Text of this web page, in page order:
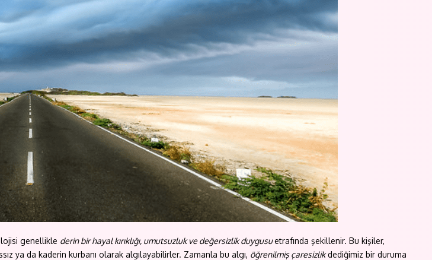
genellikle derin bir hayal kırıklığı, umutsuzluk ve değersizlik duygusuetrafında şekillenir. Bu kişiler,
ya da kaderin kurbanı olarak algılayabilirler. Zamanla bu algı, öğrenilmiş çaresizlikdediğimiz bir duruma